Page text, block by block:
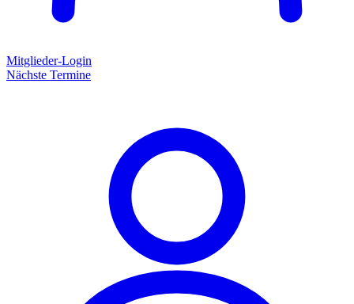
Mitglieder-Login
Nächste Termine